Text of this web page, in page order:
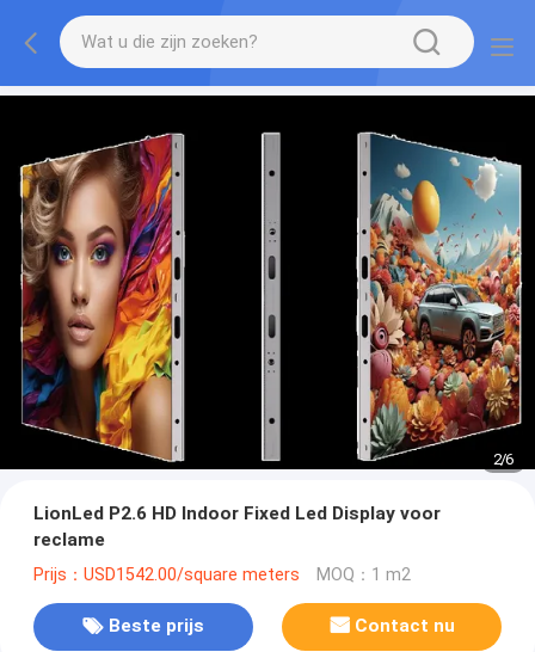
2/6
LionLed P2.6 HD Indoor Fixed Led Display voor
reclame
Prijs：USD1542.00/square meters MOQ：1 m2
Beste prijs Contact nu